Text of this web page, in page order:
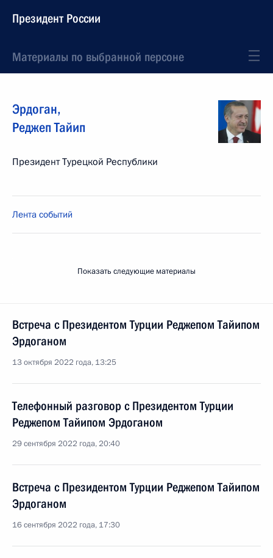
Президент России
Материалы по выбранной персоне
Эрдоган,
Реджеп Тайип
Президент Турецкой Республики
Лента событий
Показать следующие материалы
Встреча с Президентом Турции Реджепом Тайипом
Эрдоганом
13 октября 2022 года, 13:25
Телефонный разговор с Президентом Турции
Реджепом Тайипом Эрдоганом
29 сентября 2022 года, 20:40
Встреча с Президентом Турции Реджепом Тайипом
Эрдоганом
16 сентября 2022 года, 17:30